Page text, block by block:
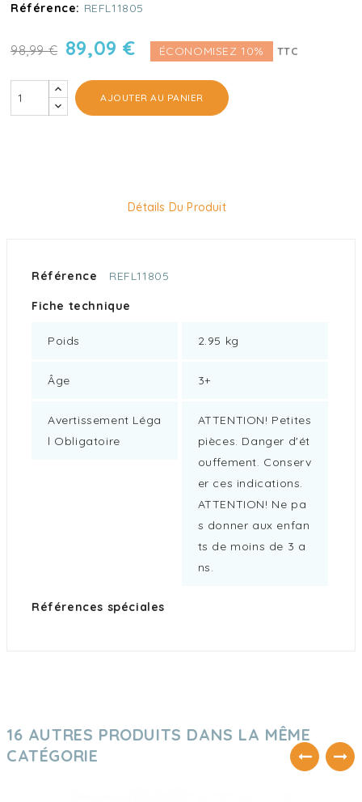
Référence: REFL11805
98,99 € 89,09 € ÉCONOMISEZ 10% TTC
AJOUTER AU PANIER
Détails Du Produit
Référence REFL11805
Fiche technique
Poids 2.95 kg
Âge 3+
Avertissement Léga
L Obligatoire
ATTENTION! Petites
pièces. Danger d'ét
ouffement. Conserv
er ces indications.
ATTENTION! Ne pa
s donner aux enfan
ts de moins de 3 a
ns.
Références spéciales
16 AUTRES PRODUITS DANS LA MÊME
CATÉGORIE